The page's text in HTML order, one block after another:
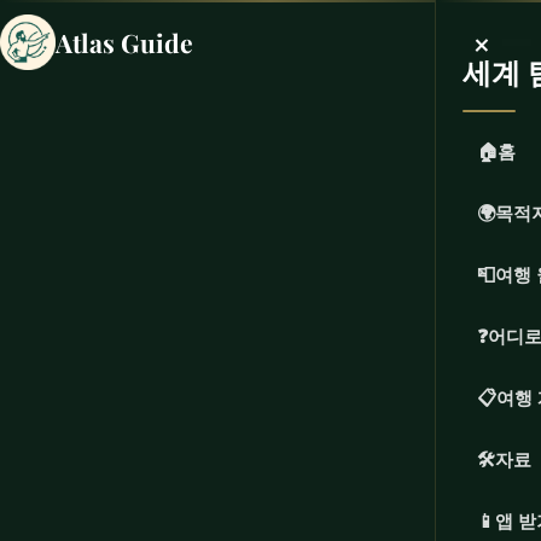
Atlas Guide ×
세계
🏠홈
🌍목적
📮여행
❓어디
📋여행
🛠️자료
📱 앱 받